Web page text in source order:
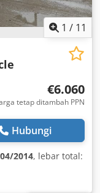
1 / 11
€6.060
tetap ditambah PPN
Hubungi
04/2014, lebar total: